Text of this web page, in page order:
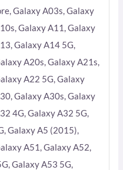
Galaxy A03s, Galaxy
Galaxy A11, Galaxy
Galaxy A14 5G,
A20s, Galaxy A21s,
A22 5G, Galaxy
Galaxy A30s, Galaxy
4G, Galaxy A32 5G,
Galaxy A5 (2015),
A51, Galaxy A52,
Galaxy A53 5G,